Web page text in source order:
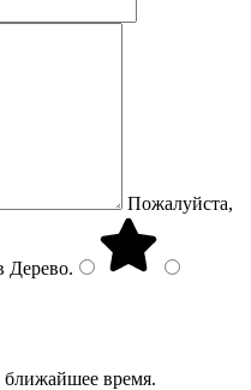
Пожалуйста,
Дерево.
время.